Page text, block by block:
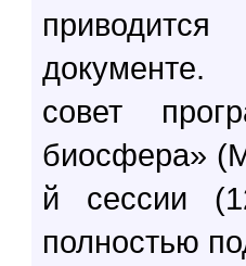
совет
биосфера»
й сессии
полностью